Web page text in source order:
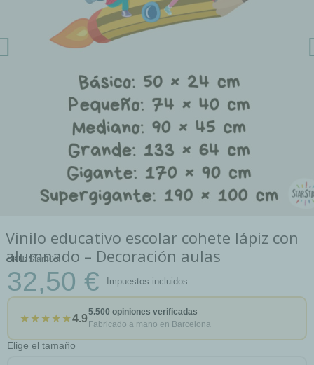
Vinilo educativo escolar cohete lápiz con
alumnado – Decoración aulas
SKU Star406
32,50 € Impuestos incluidos
★★★★★4.9
5.500 opiniones verificadas
Fabricado a mano en Barcelona
Elige el tamaño